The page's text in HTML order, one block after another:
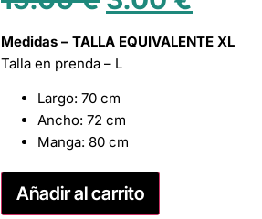
Medidas – TALLA EQUIVALENTE XL
Talla en prenda – L
Largo: 70 cm
Ancho: 72 cm
Manga: 80 cm
Añadir al carrito